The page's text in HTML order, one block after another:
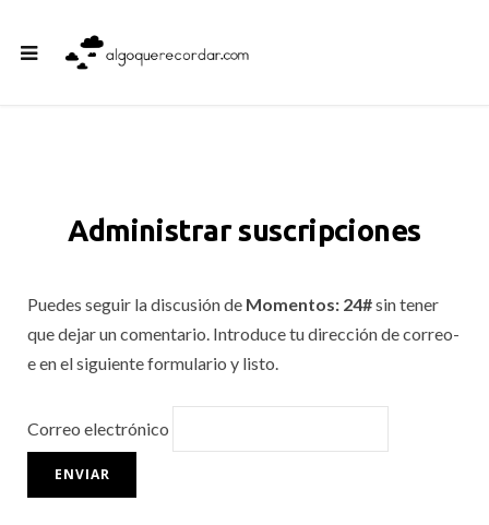
Administrar suscripciones
Puedes seguir la discusión de Momentos: 24#sin tener
que dejar un comentario. Introduce tu dirección de correo-
e en el siguiente formulario y listo.
Correo electrónico